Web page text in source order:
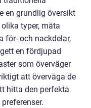
en grundlig översikt
typer, mäta
för- och nackdelar,
en fördjupad
som överväger
att överväga de
hitta den perfekta